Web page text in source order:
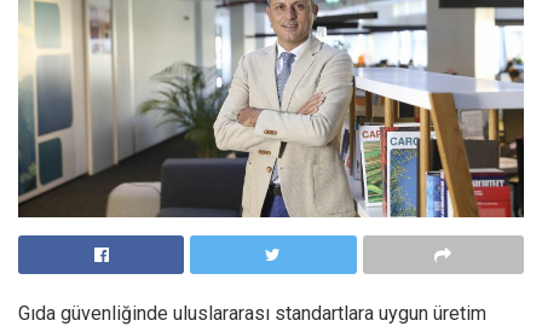
Gıda güvenliğinde uluslararası standartlara uygun üretim